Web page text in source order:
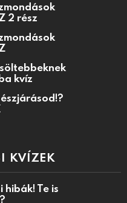
2 rész
kvíz
KVÍZEK
hibák! Te is